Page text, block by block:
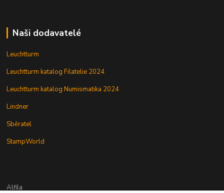
Naši dodavatelé
Leuchtturm
Leuchtturm katalog Filatelie 2024
Leuchtturm katalog Numismatika 2024
Lindner
Sběratel
StampWorld
Alfila